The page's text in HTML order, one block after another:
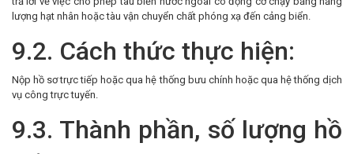
lượng hạt nhân hoặc tàu vận chuyển chất phóng xạ đến cảng biển.
9.2. Cách thức thực hiện:
Nộp hồ sơ trực tiếp hoặc qua hệ thống bưu chính hoặc qua hệ thống dịch
vụ công trực tuyến.
9.3. Thành phần, số lượng hồ